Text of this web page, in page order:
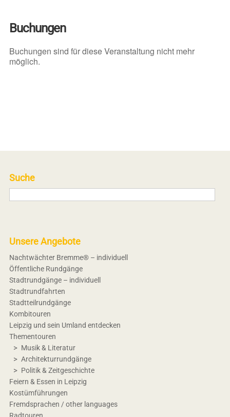
Buchungen
Buchungen sind für diese Veranstaltung nicht mehr
möglich.
Suche
Unsere Angebote
Nachtwächter Bremme® – individuell
Öffentliche Rundgänge
Stadtrundgänge – individuell
Stadtrundfahrten
Stadtteilrundgänge
Kombitouren
Leipzig und sein Umland entdecken
Thementouren
Musik & Literatur
Architekturrundgänge
Politik & Zeitgeschichte
Feiern & Essen in Leipzig
Kostümführungen
Fremdsprachen / other languages